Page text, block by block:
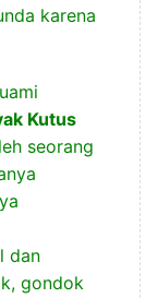
karena
Kutus
seorang
dan
gondok